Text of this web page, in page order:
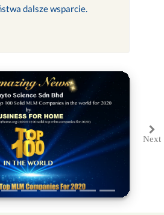
dalsze wsparcie.
Next